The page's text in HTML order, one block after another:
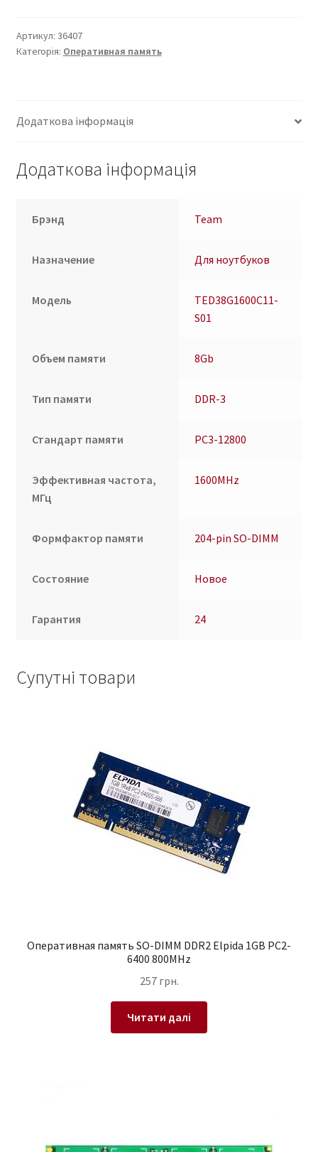
Артикул: 36407
Категорія: Оперативная память
Додаткова інформація
Додаткова інформація
Брэнд Team
Назначение Для ноутбуков
Модель
TED38G1600C11-
S01
Объем памяти 8Gb
Тип памяти DDR-3
Стандарт памяти PC3-12800
Эффективная частота,
МГц
1600MHz
Формфактор памяти 204-pin SO-DIMM
Состояние Новое
Гарантия 24
Супутні товари
Оперативная память SO-DIMM DDR2 Elpida 1GB PC2-
6400 800MHz
257 грн.
Читати далі